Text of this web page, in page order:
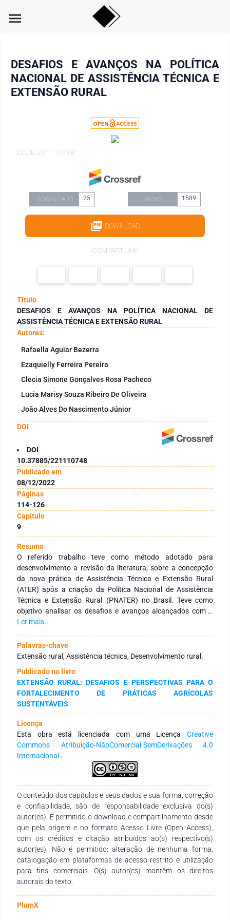
menu
DESAFIOS E AVANÇOS NA POLÍTICA
NACIONAL DE ASSISTÊNCIA TÉCNICA E
EXTENSÃO RURAL
CODE: 221110748
DOWNLOADS 25 VIEWS 1589
DOWNLOAD
COMPARTILHE
Título
DESAFIOS E AVANÇOS NA POLÍTICA NACIONAL DE
ASSISTÊNCIA TÉCNICA E EXTENSÃO RURAL
Autores:
Rafaella Aguiar Bezerra
Ezaquielly Ferreira Pereira
Clecia Simone Gonçalves Rosa Pacheco
Lucia Marisy Souza Ribeiro De Oliveira
João Alves Do Nascimento Júnior
DOI
DOI
10.37885/221110748
Publicado em
08/12/2022
Páginas
114-126
Capítulo
9
Resumo
O referido trabalho teve como método adotado para
desenvolvimento a revisão da literatura, sobre a concepção
da nova prática de Assistência Técnica e Extensão Rural
(ATER) após a criação da Política Nacional de Assistência
Técnica e Extensão Rural (PNATER) no Brasil. Teve como
objetivo analisar os desafios e avanços alcançados com a
nova política norteadora. Foi abordado sobre o tema, tanto o
Extensão Rural na atualidade. Além da importância da
Extensão Rural (ER) e as características e necessidades da
agricultura familiar na atualidade. Realizou-se também um
breve histórico da ATER no Brasil e a PNATER, propriamente
dita, abordando a colaboração e desafios na sua
implantação atualmente.
Ler mais...
Palavras-chave
Extensão rural, Assistência técnica, Desenvolvimento rural.
Publicado no livro
EXTENSÃO RURAL: DESAFIOS E PERSPECTIVAS PARA O
FORTALECIMENTO DE PRÁTICAS AGRÍCOLAS
SUSTENTÁVEIS
Licença
Esta obra está licenciada com uma Licença Creative
Commons Atribuição-NãoComercial-SemDerivações 4.0
Internacional .
O conteúdo dos capítulos e seus dados e sua forma, correção
e confiabilidade, são de responsabilidade exclusiva do(s)
autor(es). É permitido o download e compartilhamento desde
que pela origem e no formato Acesso Livre (Open Access),
com os créditos e citação atribuídos ao(s) respectivo(s)
autor(es). Não é permitido: alteração de nenhuma forma,
catalogação em plataformas de acesso restrito e utilização
para fins comerciais. O(s) autor(es) mantêm os direitos
autorais do texto.
PlumX